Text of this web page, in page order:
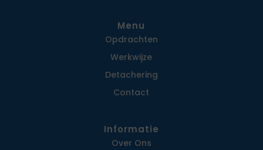
Menu
Opdrachten
Werkwijze
Detachering
Contact
Informatie
Over Ons